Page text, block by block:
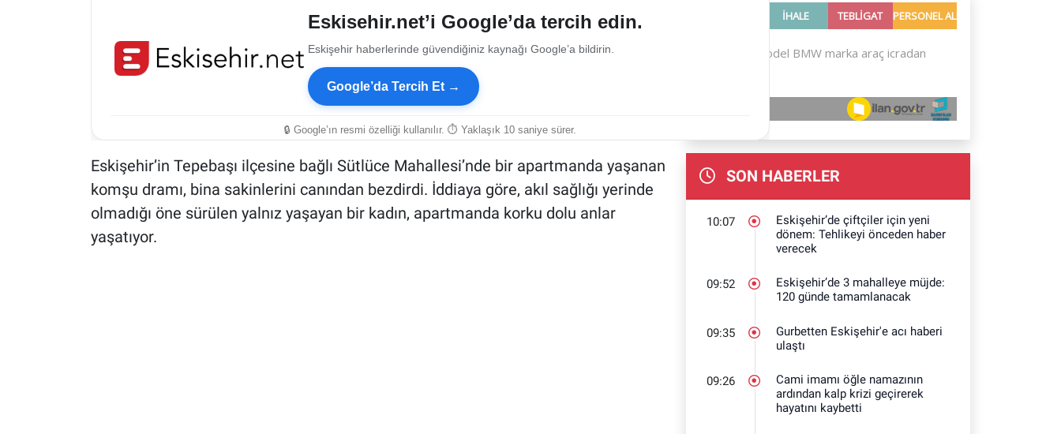
Eskisehir.net’i Google’da tercih edin.
Eskişehir haberlerinde güvendiğiniz kaynağı Google’a bildirin.
Google’da Tercih Et →
🔒 Google’ın resmi özelliği kullanılır. ⏱ Yaklaşık 10 saniye sürer.
Eskişehir’in Tepebaşı ilçesine bağlı Sütlüce Mahallesi’nde bir apartmanda yaşanan
komşu dramı, bina sakinlerini canından bezdirdi. İddiaya göre, akıl sağlığı yerinde
olmadığı öne sürülen yalnız yaşayan bir kadın, apartmanda korku dolu anlar
yaşatıyor.
SON HABERLER
10:07
Eskişehir’de çiftçiler için yeni
dönem: Tehlikeyi önceden haber
verecek
09:52
Eskişehir’de 3 mahalleye müjde:
120 günde tamamlanacak
09:35
Gurbetten Eskişehir'e acı haberi
ulaştı
09:26
Cami imamı öğle namazının
ardından kalp krizi geçirerek
hayatını kaybetti